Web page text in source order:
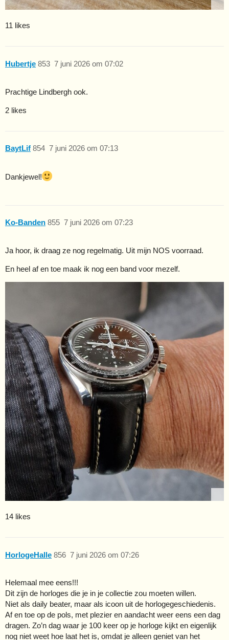
11 likes
Hubertje 7 juni 2026 om 07:02
853
Prachtige Lindbergh ook.
2 likes
BaytLif 7 juni 2026 om 07:13
854
Dankjewel!
Ko-Banden 7 juni 2026 om 07:23
855
Ja hoor, ik draag ze nog regelmatig. Uit mijn NOS voorraad.
En heel af en toe maak ik nog een band voor mezelf.
14 likes
HorlogeHalle 7 juni 2026 om 07:26
856
Helemaal mee eens!!!
Dit zijn de horloges die je in je collectie zou moeten willen.
Niet als daily beater, maar als icoon uit de horlogegeschiedenis.
Af en toe op de pols, met plezier en aandacht weer eens een dag
dragen. Zo’n dag waar je 100 keer op je horloge kijkt en eigenlijk
nog niet weet hoe laat het is, omdat je alleen geniet van het